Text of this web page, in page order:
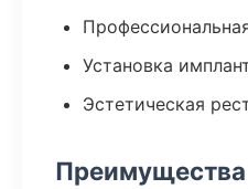
Установка
Эстетическая